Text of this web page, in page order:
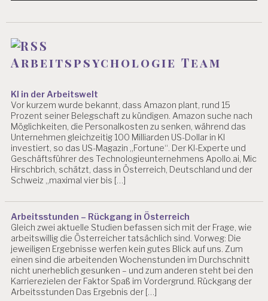
S
O
L
IE
B
L
O
G
A
R
B
S
W
IS
S
E
N
S
C
Arbeitspsychologie Team
KI in der Arbeitswelt
Vor kurzem wurde bekannt, dass Amazon plant, rund 15
Prozent seiner Belegschaft zu kündigen. Amazon suche nach
Möglichkeiten, die Personalkosten zu senken, während das
Unternehmen gleichzeitig 100 Milliarden US-Dollar in KI
investiert, so das US-Magazin „Fortune“. Der KI-Experte und
Geschäftsführer des Technologieunternehmens Apollo.ai, Mic
Hirschbrich, schätzt, dass in Österreich, Deutschland und der
Schweiz „maximal vier bis […]
Arbeitsstunden – Rückgang in Österreich
Gleich zwei aktuelle Studien befassen sich mit der Frage, wie
arbeitswillig die Österreicher tatsächlich sind. Vorweg: Die
jeweiligen Ergebnisse werfen kein gutes Blick auf uns. Zum
einen sind die arbeitenden Wochenstunden im Durchschnitt
nicht unerheblich gesunken – und zum anderen steht bei den
Karrierezielen der Faktor Spaß im Vordergrund. Rückgang der
Arbeitsstunden Das Ergebnis der […]